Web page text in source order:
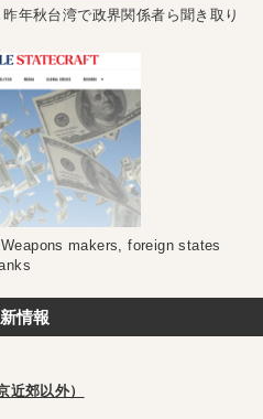
年秋台湾で政界関係者ら聞き取り
makers, foreign states
情報
近郊以外）